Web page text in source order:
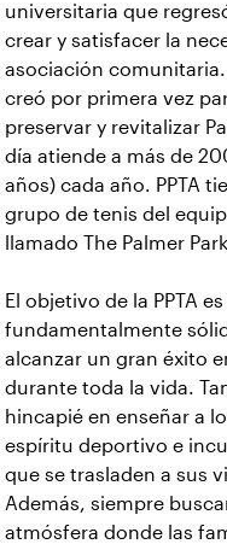
universitaria que
crear y satisfacer la
asociación
creó por primera vez
preservar y revitalizar
día atiende a más de
años) cada año. PPTA
grupo de tenis del
llamado The Palmer
El objetivo de la PPTA
fundamentalmente
alcanzar un gran éxito
durante toda la vida.
hincapié en enseñar a
espíritu deportivo e
que se trasladen a sus
Además, siempre
atmósfera donde las